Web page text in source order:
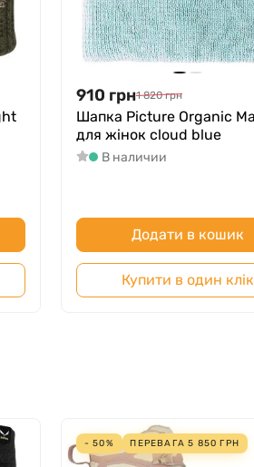
910 грн1 820 грн
Шапка Picture Organic
для жінок cloud blue
В наличии
Додати в кошик
Купити в один клік
- 50% ПЕРЕВАГА5 850 ГРН